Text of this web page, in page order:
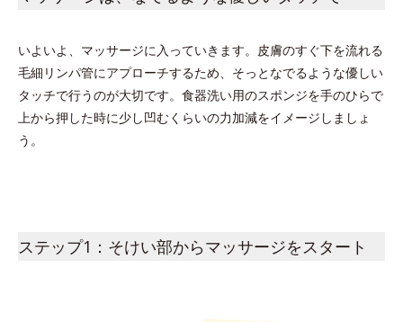
いよいよ、マッサージに入っていきます。皮膚のすぐ下を流れる
毛細リンパ管にアプローチするため、そっとなでるような優しい
タッチで行うのが大切です。食器洗い用のスポンジを手のひらで
上から押した時に少し凹むくらいの力加減をイメージしましょ
う。
ステップ1：そけい部からマッサージをスタート